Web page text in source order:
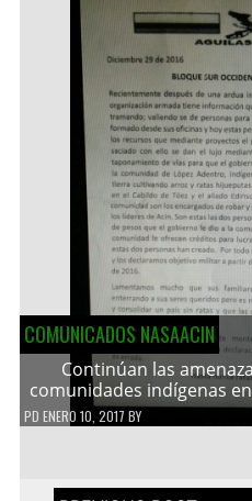
COMUNICADOS NASAACIN
Continúan las
comunidades indígenas
PD ENERO 10, 2017 BY